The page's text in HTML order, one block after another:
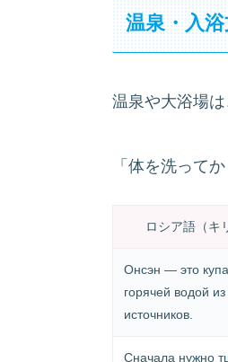
温泉・入
温泉や大浴場
「体を洗って
ロシア語（キ
Онсэн — это
горячей водой
источников.
Сначала нужно